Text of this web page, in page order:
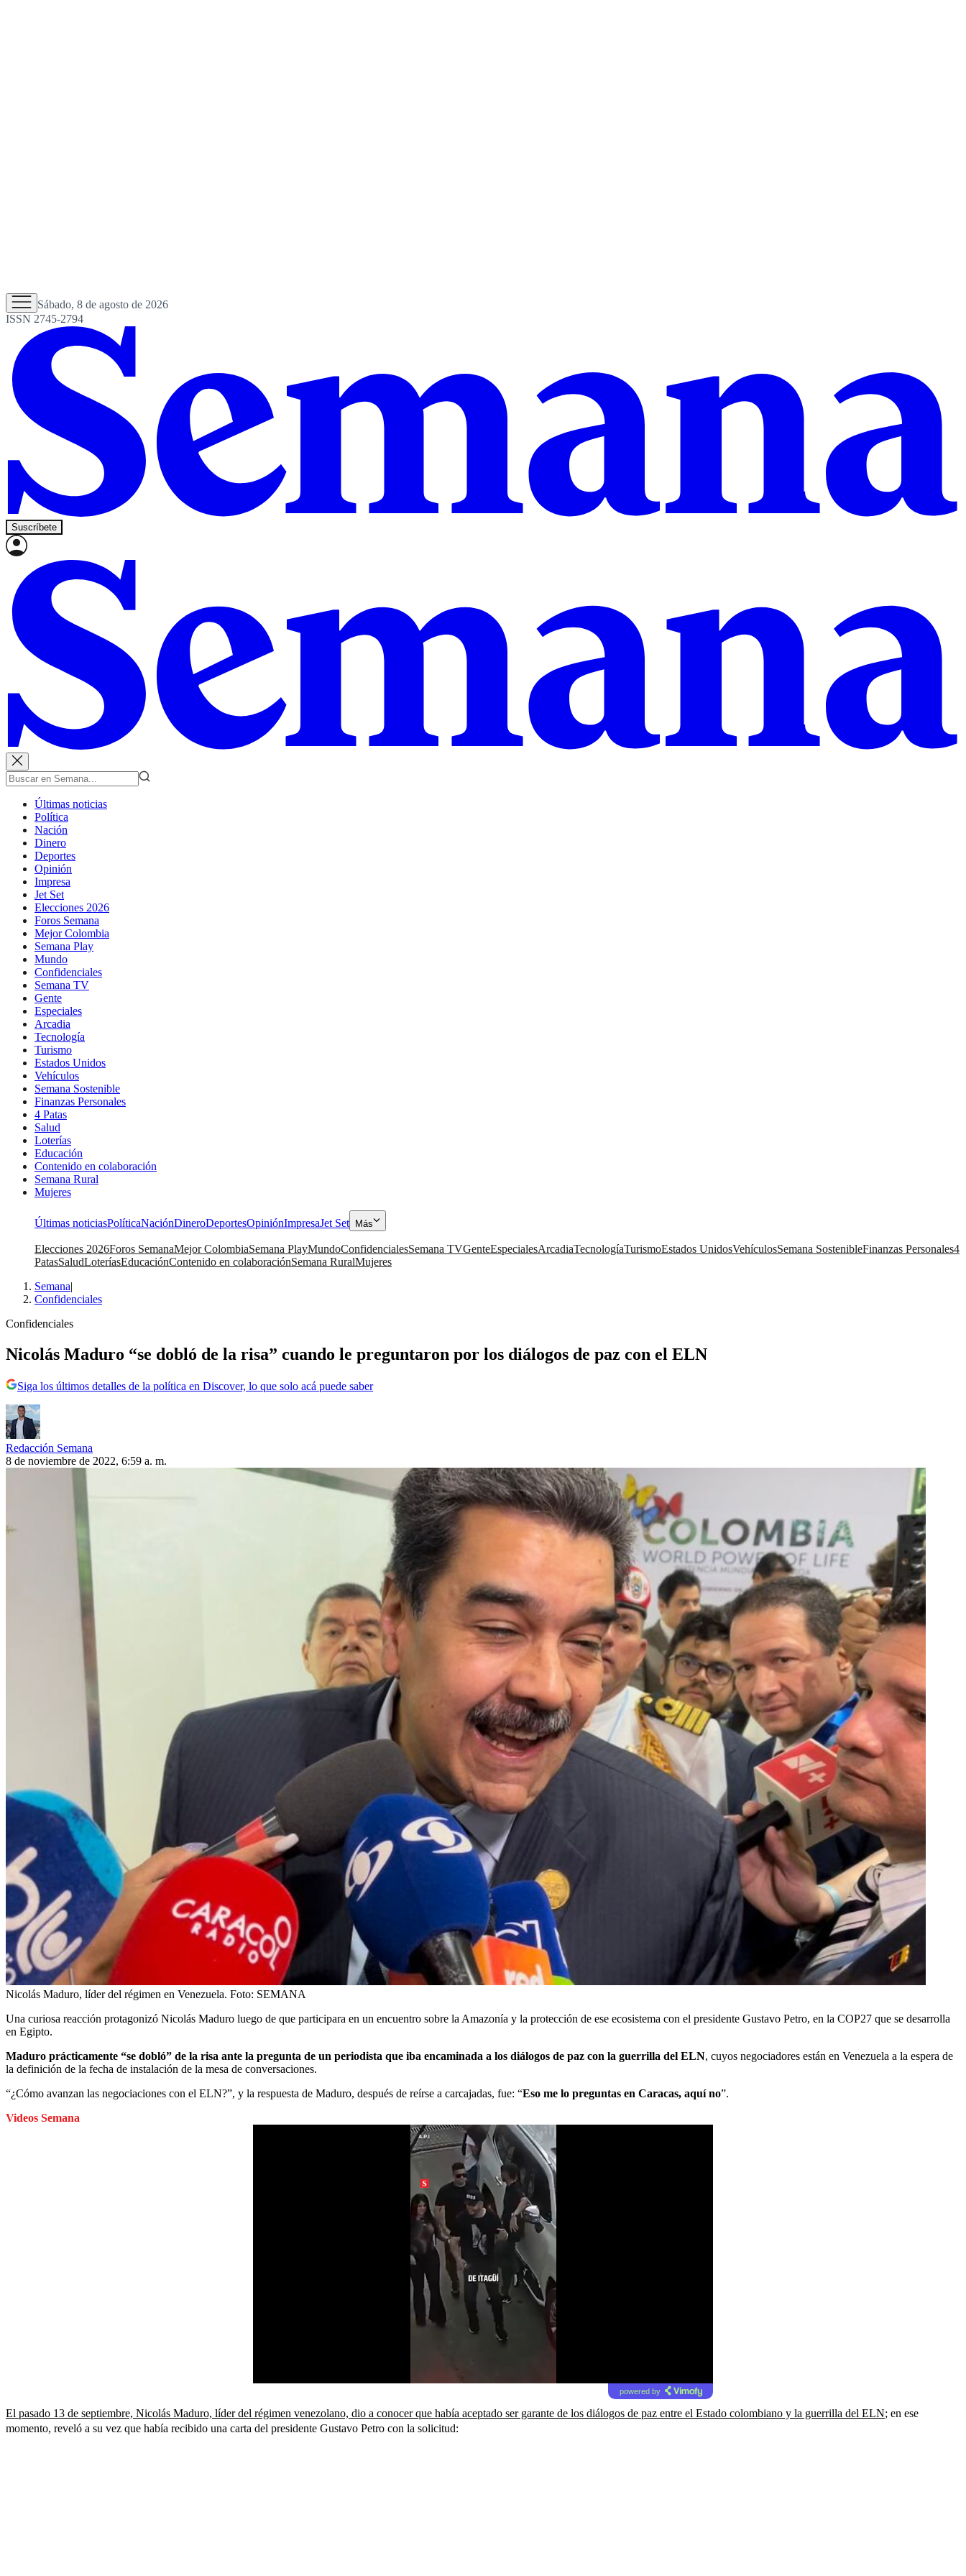
Sábado, 8 de agosto de 2026
ISSN 2745-2794
Suscríbete
Últimas noticias
Política
Nación
Dinero
Deportes
Opinión
Impresa
Jet Set
Elecciones 2026
Foros Semana
Mejor Colombia
Semana Play
Mundo
Confidenciales
Semana TV
Gente
Especiales
Arcadia
Tecnología
Turismo
Estados Unidos
Vehículos
Semana Sostenible
Finanzas Personales
4 Patas
Salud
Loterías
Educación
Contenido en colaboración
Semana Rural
Mujeres
Últimas noticiasPolíticaNaciónDineroDeportesOpiniónImpresaJet Set Más
Elecciones 2026Foros SemanaMejor ColombiaSemana PlayMundoConfidencialesSemana TVGenteEspecialesArcadiaTecnologíaTurismoEstados UnidosVehículosSemana SostenibleFinanzas Personales4
PatasSaludLoteríasEducaciónContenido en colaboraciónSemana RuralMujeres
Semana|
Confidenciales
Confidenciales
Nicolás Maduro “se dobló de la risa” cuando le preguntaron por los diálogos de paz con el ELN
Siga los últimos detalles de la política en Discover, lo que solo acá puede saber
Redacción Semana
8 de noviembre de 2022, 6:59 a. m.
Nicolás Maduro, líder del régimen en Venezuela. Foto: SEMANA
Una curiosa reacción protagonizó Nicolás Maduro luego de que participara en un encuentro sobre la Amazonía y la protección de ese ecosistema con el presidente Gustavo Petro, en la COP27 que se desarrolla
en Egipto.
Maduro prácticamente “se dobló” de la risa ante la pregunta de un periodista que iba encaminada a los diálogos de paz con la guerrilla del ELN, cuyos negociadores están en Venezuela a la espera de
la definición de la fecha de instalación de la mesa de conversaciones.
“¿Cómo avanzan las negociaciones con el ELN?”, y la respuesta de Maduro, después de reírse a carcajadas, fue: “Eso me lo preguntas en Caracas, aquí no”.
Videos Semana
powered by
El pasado 13 de septiembre, Nicolás Maduro, líder del régimen venezolano, dio a conocer que había aceptado ser garante de los diálogos de paz entre el Estado colombiano y la guerrilla del ELN; en ese
momento, reveló a su vez que había recibido una carta del presidente Gustavo Petro con la solicitud: